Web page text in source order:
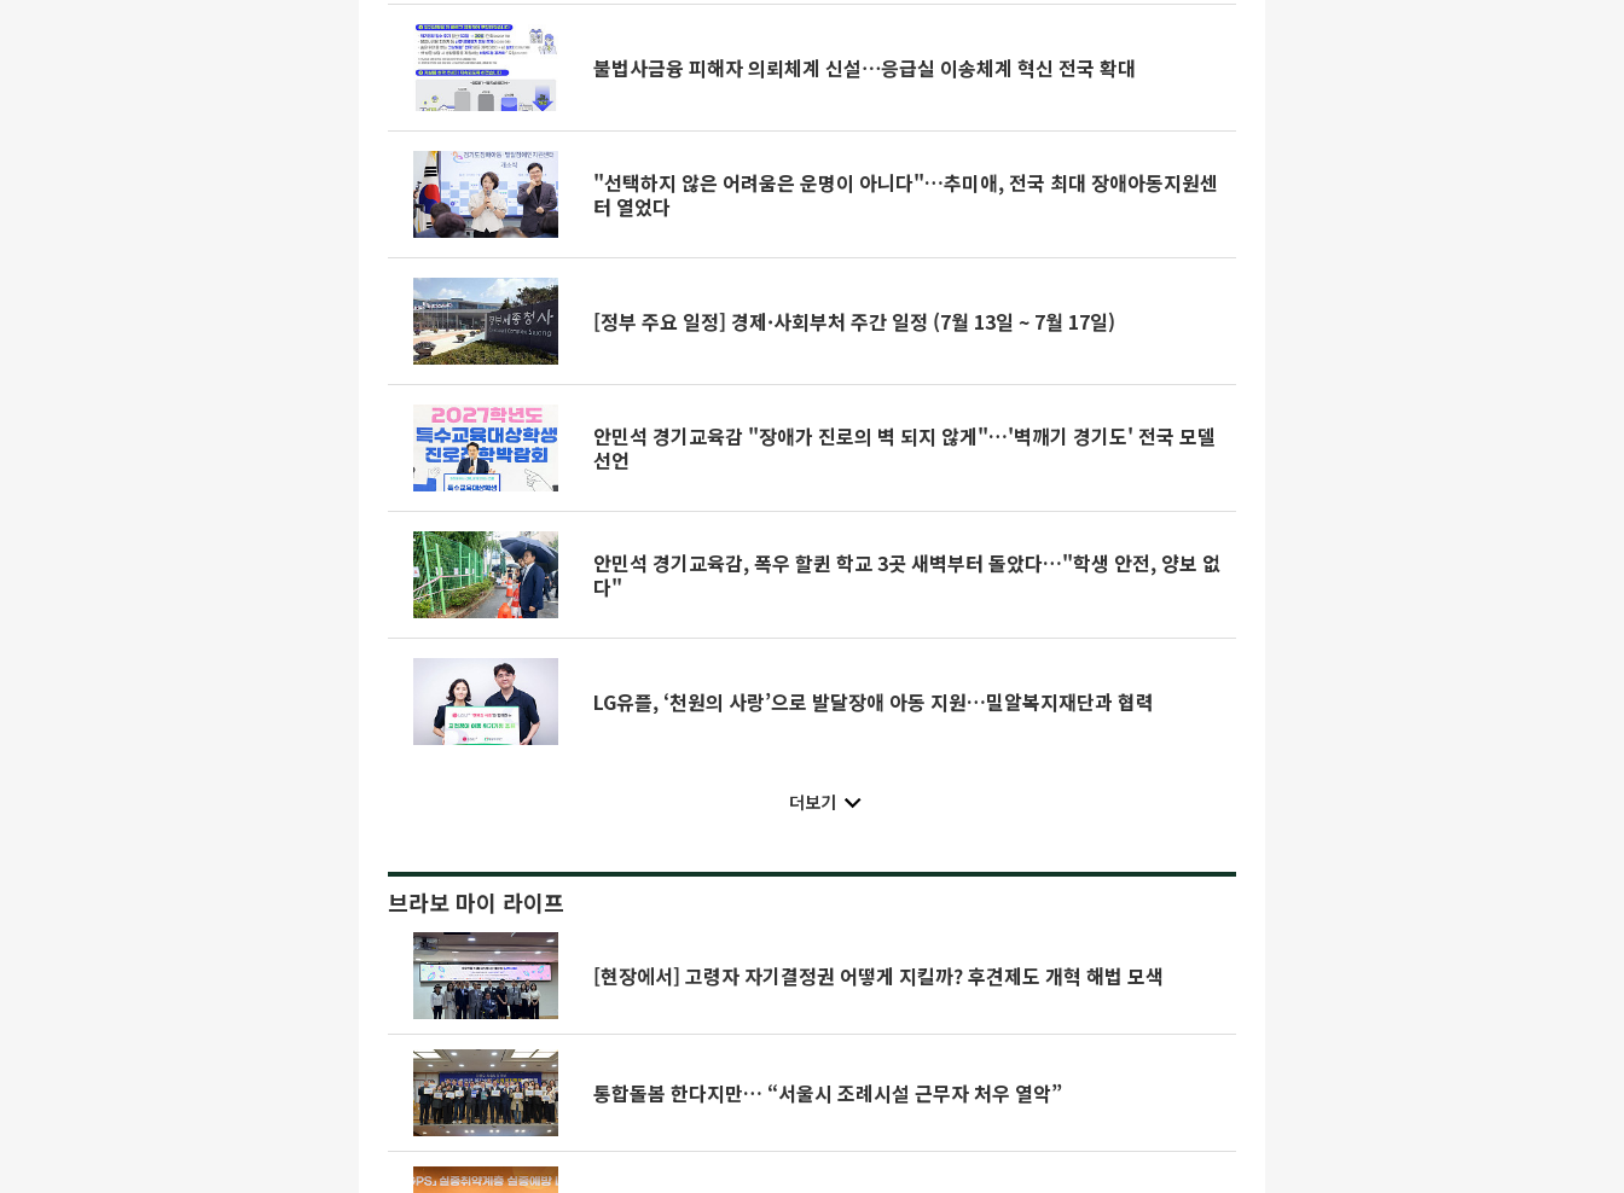
불법사금융 피해자 의뢰체계 신설⋯응급실 이송체계 혁신 전국 확대
"선택하지 않은 어려움은 운명이 아니다"…추미애, 전국 최대 장애아동지원센
터 열었다
[정부 주요 일정] 경제·사회부처 주간 일정 (7월 13일 ~ 7월 17일)
안민석 경기교육감 "장애가 진로의 벽 되지 않게"…'벽깨기 경기도' 전국 모델
선언
안민석 경기교육감, 폭우 할퀸 학교 3곳 새벽부터 돌았다…"학생 안전, 양보 없
다"
LG유플, ‘천원의 사랑’으로 발달장애 아동 지원…밀알복지재단과 협력
더보기
브라보 마이 라이프
[현장에서] 고령자 자기결정권 어떻게 지킬까? 후견제도 개혁 해법 모색
통합돌봄 한다지만… “서울시 조례시설 근무자 처우 열악”